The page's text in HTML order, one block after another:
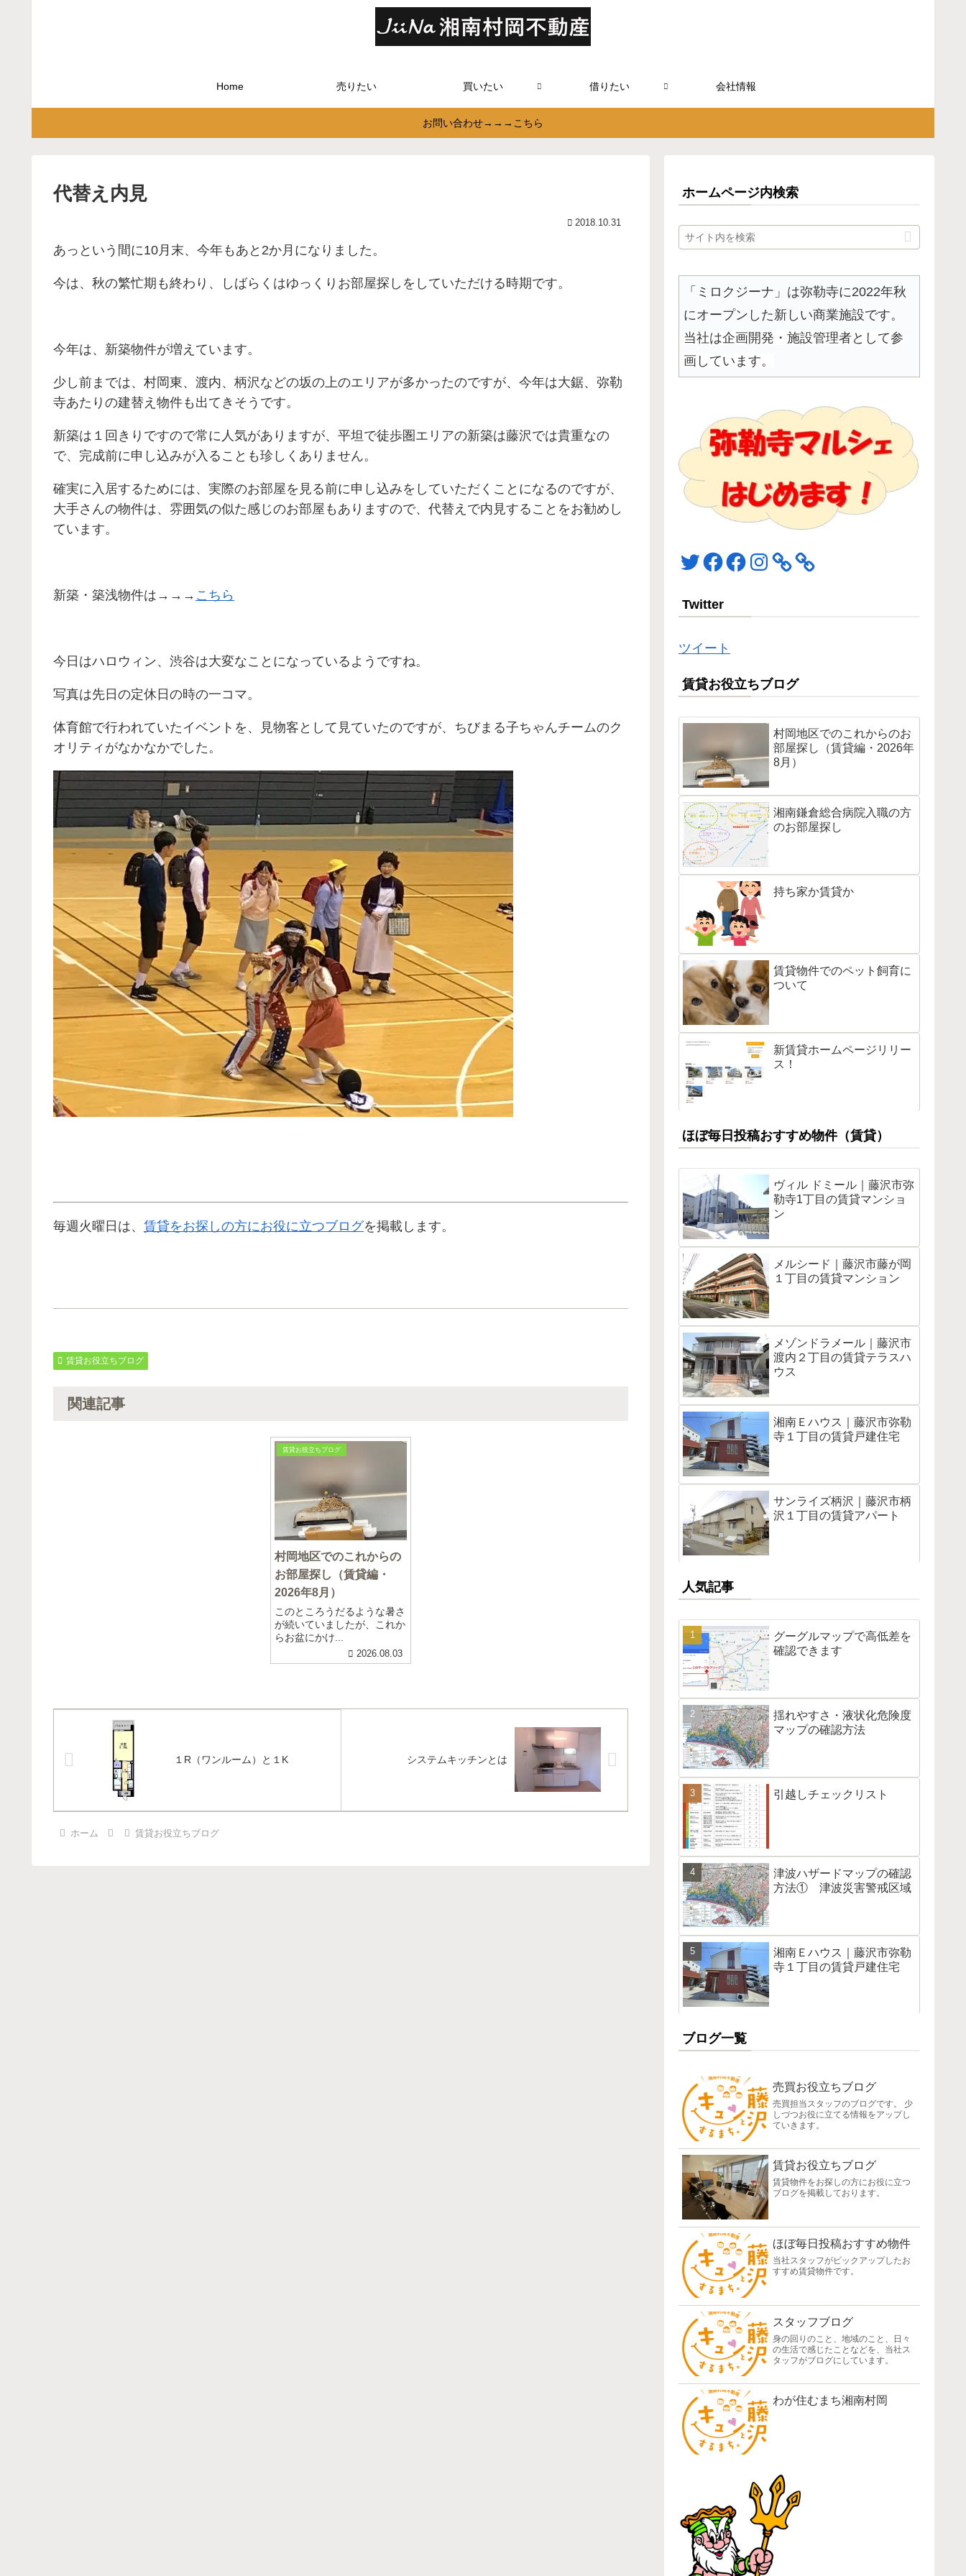
Home 売りたい 買いたい 借りたい 会社情報
お問い合わせ→→→こちら
代替え内見
2018.10.31
あっという間に10月末、今年もあと2か月になりました。
今は、秋の繁忙期も終わり、しばらくはゆっくりお部屋探しをしていただける時期です。
今年は、新築物件が増えています。
少し前までは、村岡東、渡内、柄沢などの坂の上のエリアが多かったのですが、今年は大鋸、弥勒
寺あたりの建替え物件も出てきそうです。
新築は１回きりですので常に人気がありますが、平坦で徒歩圏エリアの新築は藤沢では貴重なの
で、完成前に申し込みが入ることも珍しくありません。
確実に入居するためには、実際のお部屋を見る前に申し込みをしていただくことになるのですが、
大手さんの物件は、雰囲気の似た感じのお部屋もありますので、代替えで内見することをお勧めし
ています。
新築・築浅物件は→→→ こちら
今日はハロウィン、渋谷は大変なことになっているようですね。
写真は先日の定休日の時の一コマ。
体育館で行われていたイベントを、見物客として見ていたのですが、ちびまる子ちゃんチームのク
オリティがなかなかでした。
毎週火曜日は、 賃貸をお探しの方にお役に立つブログを掲載します。
賃貸お役立ちブログ
関連記事
賃貸お役立ちブログ
村岡地区でのこれからの
お部屋探し（賃貸編・
2026年8月）
このところうだるような暑さ
が続いていましたが、これか
らお盆にかけ...
2026.08.03
１R（ワンルーム）と１K システムキッチンとは
ホーム 賃貸お役立ちブログ
ホームページ内検索
「ミロクジーナ」は弥勒寺に2022年秋
にオープンした新しい商業施設です。
当社は企画開発・施設管理者として参
画しています。
TwitterFacebook
Facebook
Instagram
Twitter
ツイート
賃貸お役立ちブログ
村岡地区でのこれからのお
部屋探し（賃貸編・2026年
8月）
湘南鎌倉総合病院入職の方
のお部屋探し
持ち家か賃貸か
賃貸物件でのペット飼育に
ついて
新賃貸ホームページリリー
ス！
ほぼ毎日投稿おすすめ物件（賃貸）
ヴィル ドミール｜藤沢市弥
勒寺1丁目の賃貸マンショ
ン
メルシード｜藤沢市藤が岡
１丁目の賃貸マンション
メゾンドラメール｜藤沢市
渡内２丁目の賃貸テラスハ
ウス
湘南Ｅハウス｜藤沢市弥勒
寺１丁目の賃貸戸建住宅
サンライズ柄沢｜藤沢市柄
沢１丁目の賃貸アパート
人気記事
グーグルマップで高低差を
確認できます
揺れやすさ・液状化危険度
マップの確認方法
引越しチェックリスト
津波ハザードマップの確認
方法① 津波災害警戒区域
湘南Ｅハウス｜藤沢市弥勒
寺１丁目の賃貸戸建住宅
ブログ一覧
売買お役立ちブログ
売買担当スタッフのブログです。 少
しづつお役に立てる情報をアップし
ていきます。
賃貸お役立ちブログ
賃貸物件をお探しの方にお役に立つ
ブログを掲載しております。
ほぼ毎日投稿おすすめ物件
当社スタッフがピックアップしたお
すすめ賃貸物件です。
スタッフブログ
身の回りのこと、地域のこと、日々
の生活で感じたことなどを、当社ス
タッフがブログにしています。
わが住むまち湘南村岡